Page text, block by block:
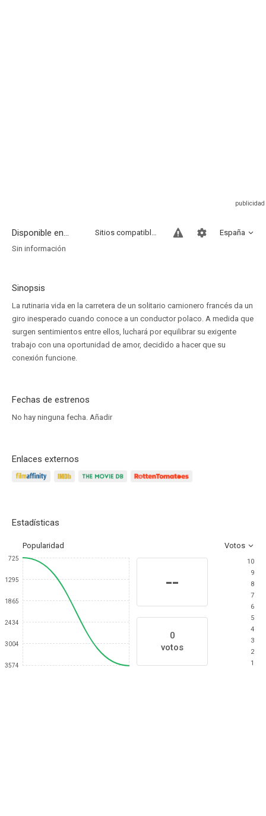
Disponible en... España
Sitios compatibles
Sin información
Sinopsis
La rutinaria vida en la carretera de un solitario camionero francés da un
giro inesperado cuando conoce a un conductor polaco. A medida que
surgen sentimientos entre ellos, luchará por equilibrar su exigente
trabajo con una oportunidad de amor, decidido a hacer que su
conexión funcione.
Fechas de estrenos
No hay ninguna fecha. Añadir
Enlaces externos
Estadísticas
Popularidad Votos
725
1295
1865
2434
3004
3574
--
0
votos
10
9
8
7
6
5
4
3
2
1